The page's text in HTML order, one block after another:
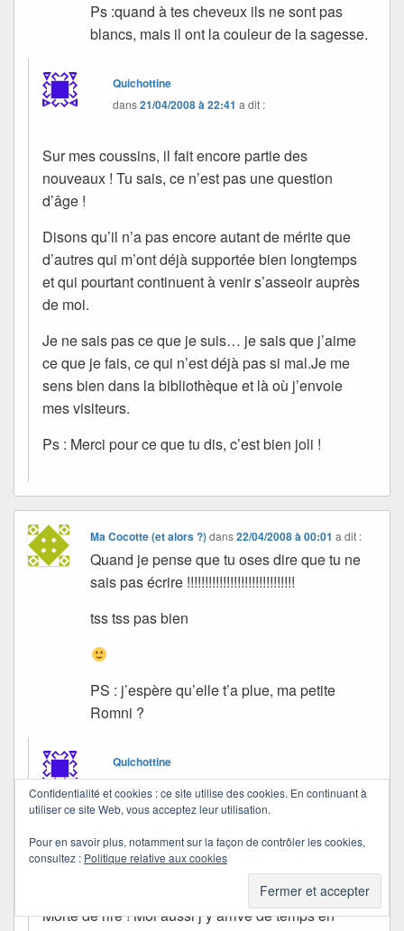
Ps :quand à tes cheveux ils ne sont pas
blancs, mais il ont la couleur de la sagesse.
Quichottine
dans21/04/2008 à 22:41 a dit :
Sur mes coussins, il fait encore partie des
nouveaux ! Tu sais, ce n’est pas une question
d’âge !
Disons qu’il n’a pas encore autant de mérite que
d’autres qui m’ont déjà supportée bien longtemps
et qui pourtant continuent à venir s’asseoir auprès
de moi.
Je ne sais pas ce que je suis… je sais que j’aime
ce que je fais, ce qui n’est déjà pas si mal.Je me
sens bien dans la bibliothèque et là où j’envoie
mes visiteurs.
Ps : Merci pour ce que tu dis, c’est bien joli !
Ma Cocotte (et alors ?)dans22/04/2008 à 00:01 a dit :
Quand je pense que tu oses dire que tu ne
sais pas écrire !!!!!!!!!!!!!!!!!!!!!!!!!!!!!!
tss tss pas bien
PS : j’espère qu’elle t’a plue, ma petite
Romni ?
Quichottine
dans22/04/2008 à 01:13a dit :
Ta gitane m’a séduite, comment ne l’aurait-elle
pas fait ?
Morte de rire ! Moi aussi j’y arrive de temps en
Confidentialité et cookies : ce site utilise des cookies. En continuant à
utiliser ce site Web, vous acceptez leur utilisation.
Pour en savoir plus, notamment sur la façon de contrôler les cookies,
consultez : Politique relative aux cookies